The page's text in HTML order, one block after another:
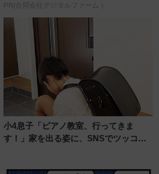
PR(合同会社デジタルファーム )
小4息子「ピアノ教室、行ってきま
す！」家を出る姿に、SNSでツッコミ